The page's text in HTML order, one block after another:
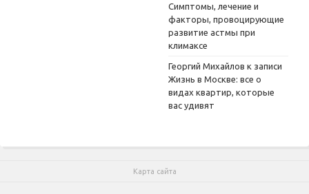
Симптомы, лечение и
факторы, провоцирующие
развитие астмы при
климаксе
Георгий Михайлов к записи
Жизнь в Москве: все о
видах квартир, которые
вас удивят
Карта сайта